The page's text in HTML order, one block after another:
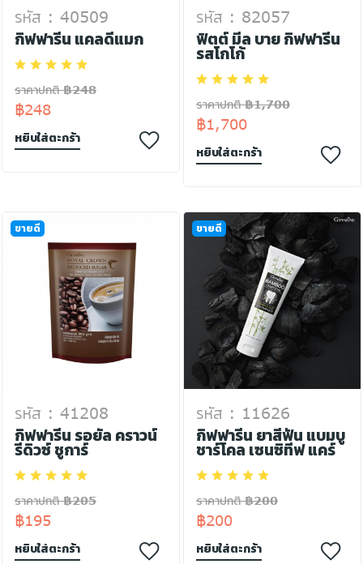
รหัส : 40509
กิฟฟารีน แคลดีแมก
ราคาปกติ ฿248
฿248
หยิบใส่ตะกร้า
รหัส : 82057
ฟิตต์ มีล บาย กิฟฟารีน
รสโกโก้
ราคาปกติ ฿1,700
฿1,700
หยิบใส่ตะกร้า
ขายดี
รหัส : 41208
กิฟฟารีน รอยัล คราวน์
รีดิวซ์ ชูการ์
ราคาปกติ ฿205
฿195
หยิบใส่ตะกร้า
ขายดี
รหัส : 11626
กิฟฟารีน ยาสีฟัน แบมบู
ชาร์โคล เซนซิทีฟ แคร์
ราคาปกติ ฿200
฿200
หยิบใส่ตะกร้า